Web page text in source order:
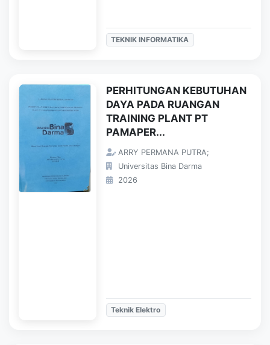
TEKNIK INFORMATIKA
PERHITUNGAN KEBUTUHAN
DAYA PADA RUANGAN
TRAINING PLANT PT
PAMAPER...
ARRY PERMANA PUTRA;
Universitas Bina Darma
2026
Teknik Elektro